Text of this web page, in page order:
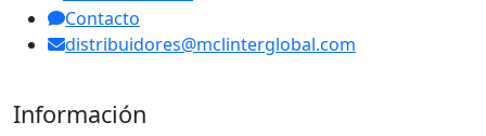
Contacto
distribuidores@mclinterglobal.com
Información